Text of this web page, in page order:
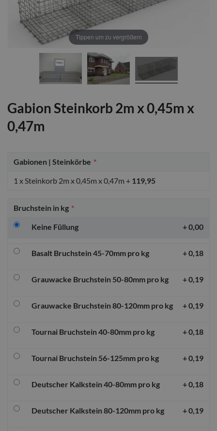
Tippen um zu vergrößern
Gabion Steinkorb 2m x 0,45m x
0,47m
Gabionen | Steinkörbe
1 x Steinkorb 2m x 0,45m x 0,47m + 119,95
Bruchstein in kg
Keine Füllung +0,00
Basalt Bruchstein 45-70mm pro kg +0,18
Grauwacke Bruchstein 50-80mm pro kg +0,19
Grauwacke Bruchstein 80-120mm pro kg +0,19
Tournai Bruchstein 40-80mm pro kg +0,18
Tournai Bruchstein 56-125mm pro kg +0,19
Deutscher Kalkstein 40-80mm pro kg +0,18
Deutscher Kalkstein 80-120mm pro kg +0,19